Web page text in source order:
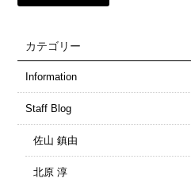
カテゴリー
Information
Staff Blog
佐山 鎮由
北原 淳